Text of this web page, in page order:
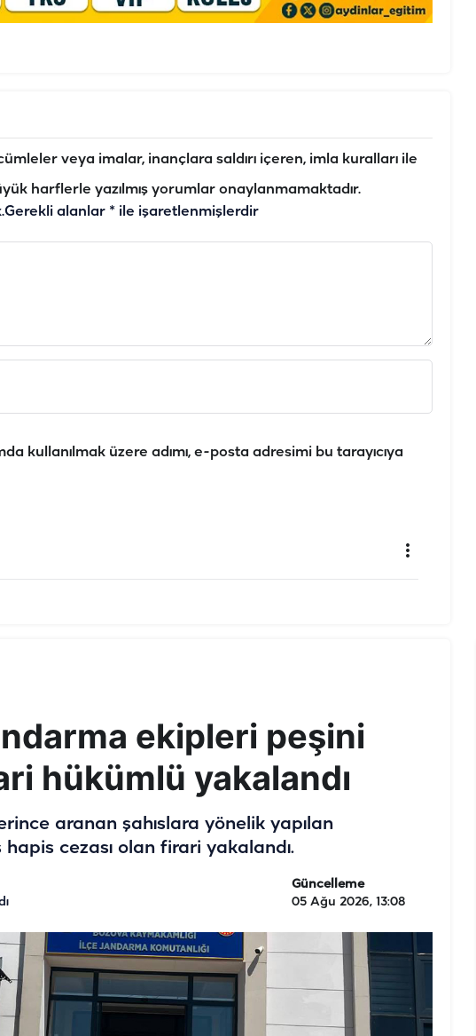
veya imalar, inançlara saldırı içeren, imla kuralları ile
harflerle yazılmış yorumlar onaylanmamaktadır.
Gerekli alanlar * ile işaretlenmişlerdir
kullanılmak üzere adımı, e-posta adresimi bu tarayıcıya
ekipleri peşini
hükümlü yakalandı
aranan şahıslara yönelik yapılan
hapis cezası olan firari yakalandı.
Güncelleme
05 Ağu 2026, 13:08